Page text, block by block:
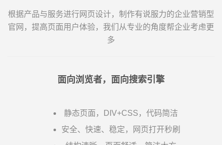
根据产品与服务进行网页设计，制作有说服力的企业营销型
官网，提高页面用户体验，我们从专业的角度帮企业考虑更
多
面向浏览者，面向搜索引擎
静态页面，DIV+CSS，代码简洁
安全、快速、稳定，网页打开秒刷